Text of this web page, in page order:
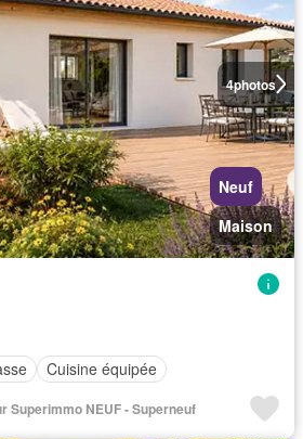
4photos
Neuf
Maison
Cuisine équipée
Superimmo NEUF - Superneuf